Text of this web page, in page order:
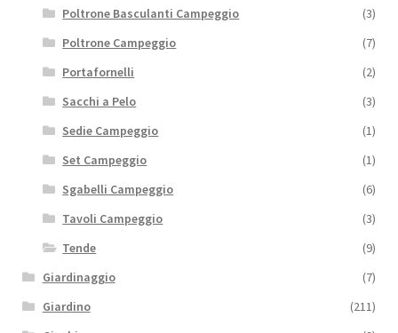
Poltrone Basculanti Campeggio
(3)
Poltrone Campeggio
(7)
Portafornelli
(2)
Sacchi a Pelo
(3)
Sedie Campeggio
(1)
Set Campeggio
(1)
Sgabelli Campeggio
(6)
Tavoli Campeggio
(3)
Tende
(9)
Giardinaggio
(7)
Giardino
(211)